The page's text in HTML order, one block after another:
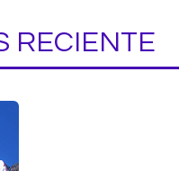
RECIENTE